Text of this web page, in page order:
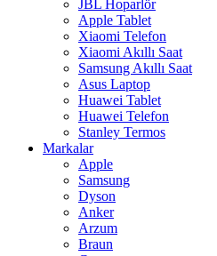
JBL Hoparlör
Apple Tablet
Xiaomi Telefon
Xiaomi Akıllı Saat
Samsung Akıllı Saat
Asus Laptop
Huawei Tablet
Huawei Telefon
Stanley Termos
Markalar
Apple
Samsung
Dyson
Anker
Arzum
Braun